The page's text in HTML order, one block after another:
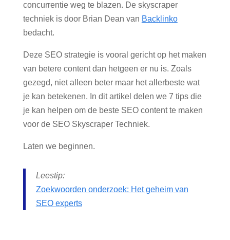
concurrentie weg te blazen. De skyscraper
techniek is door Brian Dean van Backlinko
bedacht.
Deze SEO strategie is vooral gericht op het maken
van betere content dan hetgeen er nu is. Zoals
gezegd, niet alleen beter maar het allerbeste wat
je kan betekenen. In dit artikel delen we 7 tips die
je kan helpen om de beste SEO content te maken
voor de SEO Skyscraper Techniek.
Laten we beginnen.
Leestip:
Zoekwoorden onderzoek: Het geheim van
SEO experts